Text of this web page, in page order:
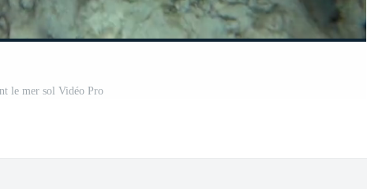
le mer sol Vidéo Pro